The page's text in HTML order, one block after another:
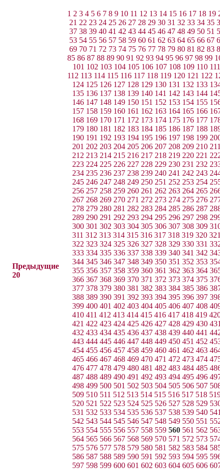
Предыдущие
20
1 2 3 4 5 6 7 8 9 10 11 12 13 14 15 16 17 18 19
21 22 23 24 25 26 27 28 29 30 31 32 33 34 35
37 38 39 40 41 42 43 44 45 46 47 48 49 50 51
53 54 55 56 57 58 59 60 61 62 63 64 65 66 67
69 70 71 72 73 74 75 76 77 78 79 80 81 82 83
85 86 87 88 89 90 91 92 93 94 95 96 97 98 99
101 102 103 104 105 106 107 108 109 110 111
112 113 114 115 116 117 118 119 120 121 122
124 125 126 127 128 129 130 131 132 133
135 136 137 138 139 140 141 142 143 144
146 147 148 149 150 151 152 153 154 155
157 158 159 160 161 162 163 164 165 166
168 169 170 171 172 173 174 175 176 177
179 180 181 182 183 184 185 186 187 188
190 191 192 193 194 195 196 197 198 199
201 202 203 204 205 206 207 208 209 210
212 213 214 215 216 217 218 219 220 221
223 224 225 226 227 228 229 230 231 232
234 235 236 237 238 239 240 241 242 243
245 246 247 248 249 250 251 252 253 254
256 257 258 259 260 261 262 263 264 265
267 268 269 270 271 272 273 274 275 276
278 279 280 281 282 283 284 285 286 287
289 290 291 292 293 294 295 296 297 298
300 301 302 303 304 305 306 307 308 309
311 312 313 314 315 316 317 318 319 320
322 323 324 325 326 327 328 329 330 331
333 334 335 336 337 338 339 340 341 342
344 345 346 347 348 349 350 351 352 353
355 356 357 358 359 360 361 362 363 364
366 367 368 369 370 371 372 373 374 375
377 378 379 380 381 382 383 384 385 386
388 389 390 391 392 393 394 395 396 397
399 400 401 402 403 404 405 406 407 408
410 411 412 413 414 415 416 417 418 419
421 422 423 424 425 426 427 428 429 430
432 433 434 435 436 437 438 439 440 441
443 444 445 446 447 448 449 450 451 452
454 455 456 457 458 459 460 461 462 463
465 466 467 468 469 470 471 472 473 474
476 477 478 479 480 481 482 483 484 485
487 488 489 490 491 492 493 494 495 496
498 499 500 501 502 503 504 505 506 507
509 510 511 512 513 514 515 516 517 518
520 521 522 523 524 525 526 527 528 529
531 532 533 534 535 536 537 538 539 540
542 543 544 545 546 547 548 549 550 551
553 554 555 556 557 558 559 560 561 562
564 565 566 567 568 569 570 571 572 573
575 576 577 578 579 580 581 582 583 584
586 587 588 589 590 591 592 593 594 595
597 598 599 600 601 602 603 604 605 606